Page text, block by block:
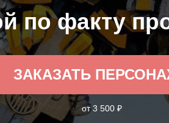
по факту
ЗАКАЗАТЬ
от 3 500 ₽